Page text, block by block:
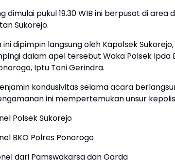
dimulai pukul 19.30 WIB ini berpusat di area
Sukorejo.
dipimpin langsung oleh Kapolsek Sukorejo,
dalam apel tersebut Waka Polsek Ipda
Iptu Toni Gerindra.
kondusivitas selama acara
ini mempertemukan unsur
Polsek Sukorejo
BKO Polres Ponorogo
dari Pamswakarsa dan Garda